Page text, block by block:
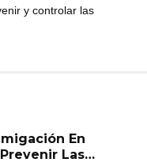
y controlar las
En
Las